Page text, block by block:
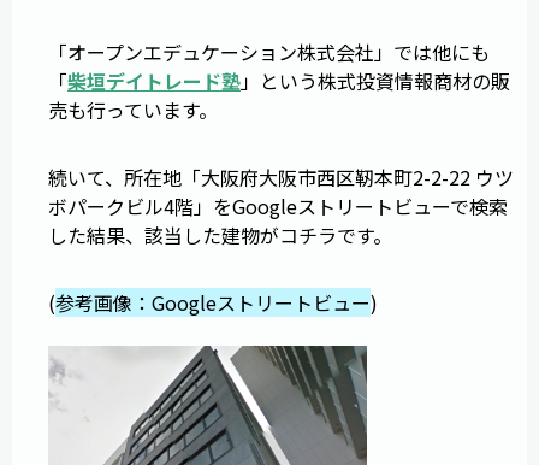
「オープンエデュケーション株式会社」では他にも
「柴垣デイトレード塾」という株式投資情報商材の販
売も行っています。
続いて、所在地「大阪府大阪市西区靭本町2-2-22 ウツ
ボパークビル4階」をGoogleストリートビューで検索
した結果、該当した建物がコチラです。
(参考画像：Googleストリートビュー)